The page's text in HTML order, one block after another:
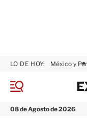
M
n
08 de Agosto de 2026
LO DE HOY: México y